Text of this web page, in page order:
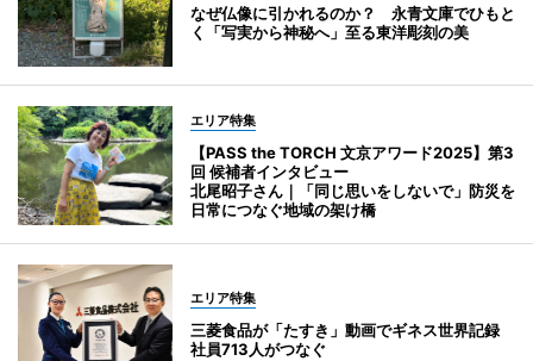
なぜ仏像に引かれるのか？ 永青文庫でひもと
く「写実から神秘へ」至る東洋彫刻の美
エリア特集
【PASS the TORCH 文京アワード2025】第3
回 候補者インタビュー
北尾昭子さん｜「同じ思いをしないで」防災を
日常につなぐ地域の架け橋
エリア特集
三菱食品が「たすき」動画でギネス世界記録
社員713人がつなぐ